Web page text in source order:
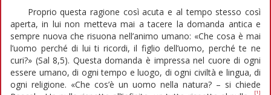
Proprio questa ragione così acuta e al tempo stesso così
aperta, in lui non metteva mai a tacere la domanda antica e
sempre nuova che risuona nell’animo umano: «Che cosa è mai
l’uomo perché di lui ti ricordi, il figlio dell’uomo, perché te ne
curi?» (Sal 8,5). Questa domanda è impressa nel cuore di ogni
essere umano, di ogni tempo e luogo, di ogni civiltà e lingua, di
ogni religione. «Che cos’è un uomo nella natura? – si chiede
[1]